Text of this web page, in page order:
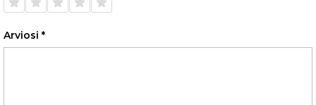
tähteätähteätähteätähteätähteä
Arviosi *